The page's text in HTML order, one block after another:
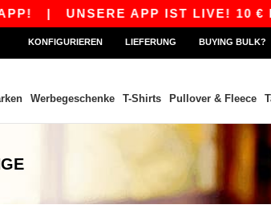
| UNSERE APP IST LIVE! 10 €
KONFIGURIEREN LIEFERUNG BUYING BULK?
Werbegeschenke T-Shirts Pullover & Fleece